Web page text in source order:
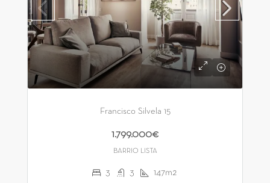
Francisco Silvela 15
1.799.000€
BARRIO LISTA
3 3 147m2